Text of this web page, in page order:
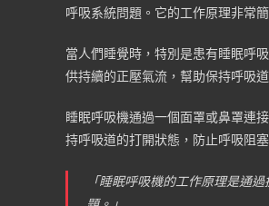
呼吸系統問題。它的工作原理非常
當人們睡覺時，特別是患有睡眠呼
供持續的正壓氣流，幫助保持呼吸道
睡眠呼吸機通過一個面罩或鼻罩連
持呼吸道的打開狀態，防止呼吸阻
「睡眠呼吸機的工作原理是通